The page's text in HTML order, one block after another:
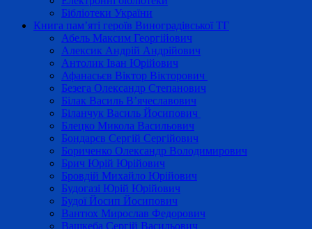
Бібліотеки України
Книга пам’яті героїв Виноградівської ТГ
Абель Максим Георгійович
Алексик Андрій Андрійович
Антолик Іван Юрійович
Афанасьєв Віктор Вікторович
Безега Олександр Степанович
Білак Василь В’ячеславович
Біланчук Василь Йосипович
Блецко Микола Васильович
Бондарєв Сергій Сергійович
Бориченко Олександр Володимирович
Брич Юрій Юрійович
Бровдій Михайло Юрійович
Будогазі Юрій Юрійович
Будої Йосип Йосипович
Вантюх Мирослав Федорович
Вашкеба Сергій Васильович